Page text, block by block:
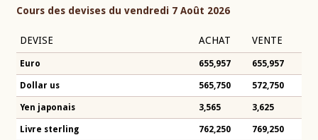
Cours des devises du vendredi 7 Août 2026
DEVISE ACHAT VENTE
Euro 655,957 655,957
Dollar us 565,750 572,750
Yen japonais 3,565 3,625
Livre sterling 762,250 769,250